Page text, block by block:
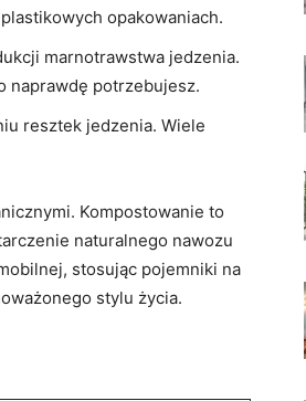
opakowaniach.
marnotrawstwa jedzenia.
naprawdę potrzebujesz.
resztek jedzenia. Wiele
Kompostowanie to
naturalnego nawozu
stosując pojemniki na
stylu życia.